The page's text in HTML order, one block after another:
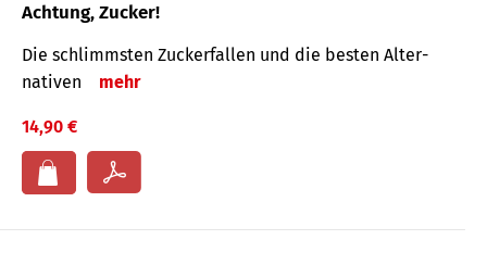
Achtung, Zucker!
Die schlimmsten Zucker­fallen und die besten Alter­
nativen
mehr
14,90 €